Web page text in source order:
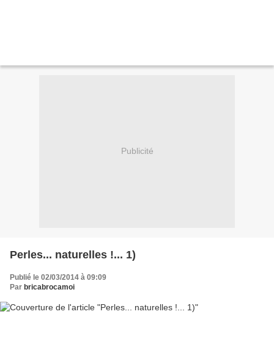
Publicité
Perles... naturelles !... 1)
Publié le 02/03/2014 à 09:09
Par bricabrocamoi